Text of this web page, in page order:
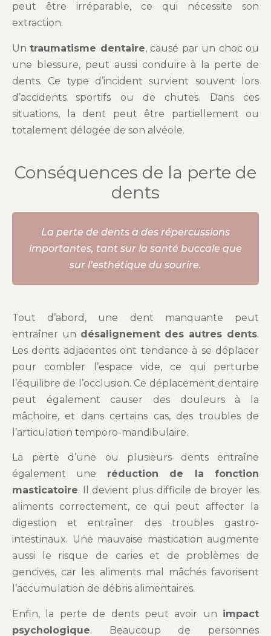
peut être irréparable, ce qui nécessite son
extraction.
Untraumatisme dentaire, causé par un choc ou
une blessure, peut aussi conduire à la perte de
dents. Ce type d’incident survient souvent lors
d’accidents sportifs ou de chutes. Dans ces
situations, la dent peut être partiellement ou
totalement délogée de son alvéole.
Conséquences de la perte de
dents
La perte de dents a des répercussions
importantes, tant sur la santé buccale que
sur l’esthétique du sourire.
Tout d’abord, une dent manquante peut
entraîner un désalignement des autres dents.
Les dents adjacentes ont tendance à se déplacer
pour combler l’espace vide, ce qui perturbe
l’équilibre de l’occlusion. Ce déplacement dentaire
peut également causer des douleurs à la
mâchoire, et dans certains cas, des troubles de
l’articulation temporo-mandibulaire.
La perte d’une ou plusieurs dents entraîne
également une réduction de la fonction
masticatoire. Il devient plus difficile de broyer les
aliments correctement, ce qui peut affecter la
digestion et entraîner des troubles gastro-
intestinaux. Une mauvaise mastication augmente
aussi le risque de caries et de problèmes de
gencives, car les aliments mal mâchés favorisent
l’accumulation de débris alimentaires.
Enfin, la perte de dents peut avoir un impact
psychologique. Beaucoup de personnes